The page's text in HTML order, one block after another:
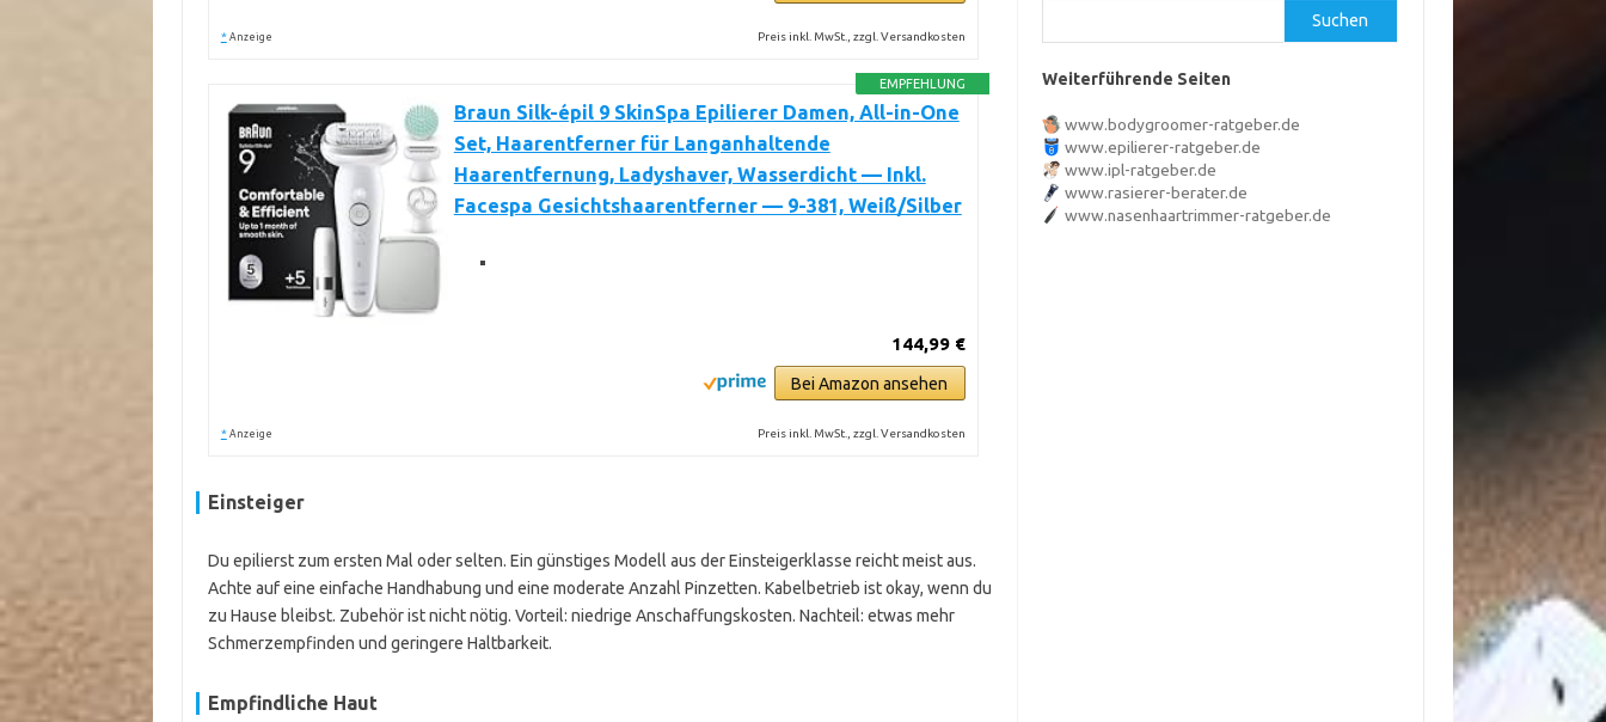
* Anzeige Preis inkl. MwSt., zzgl. Versandkosten
EMPFEHLUNG
Braun Silk-épil 9 SkinSpa Epilierer Damen, All-in-One
Set, Haarentferner für Langanhaltende
Haarentfernung, Ladyshaver, Wasserdicht — Inkl.
Facespa Gesichtshaarentferner — 9-381, Weiß/Silber
144,99 €
Bei Amazon ansehen
* Anzeige Preis inkl. MwSt., zzgl. Versandkosten
Einsteiger
Du epilierst zum ersten Mal oder selten. Ein günstiges Modell aus der Einsteigerklasse reicht meist aus.
Achte auf eine einfache Handhabung und eine moderate Anzahl Pinzetten. Kabelbetrieb ist okay, wenn du
zu Hause bleibst. Zubehör ist nicht nötig. Vorteil: niedrige Anschaffungskosten. Nachteil: etwas mehr
Schmerzempfinden und geringere Haltbarkeit.
Empfindliche Haut
Suchen
Weiterführende Seiten
www.bodygroomer-ratgeber.de
www.epilierer-ratgeber.de
www.ipl-ratgeber.de
www.rasierer-berater.de
www.nasenhaartrimmer-ratgeber.de